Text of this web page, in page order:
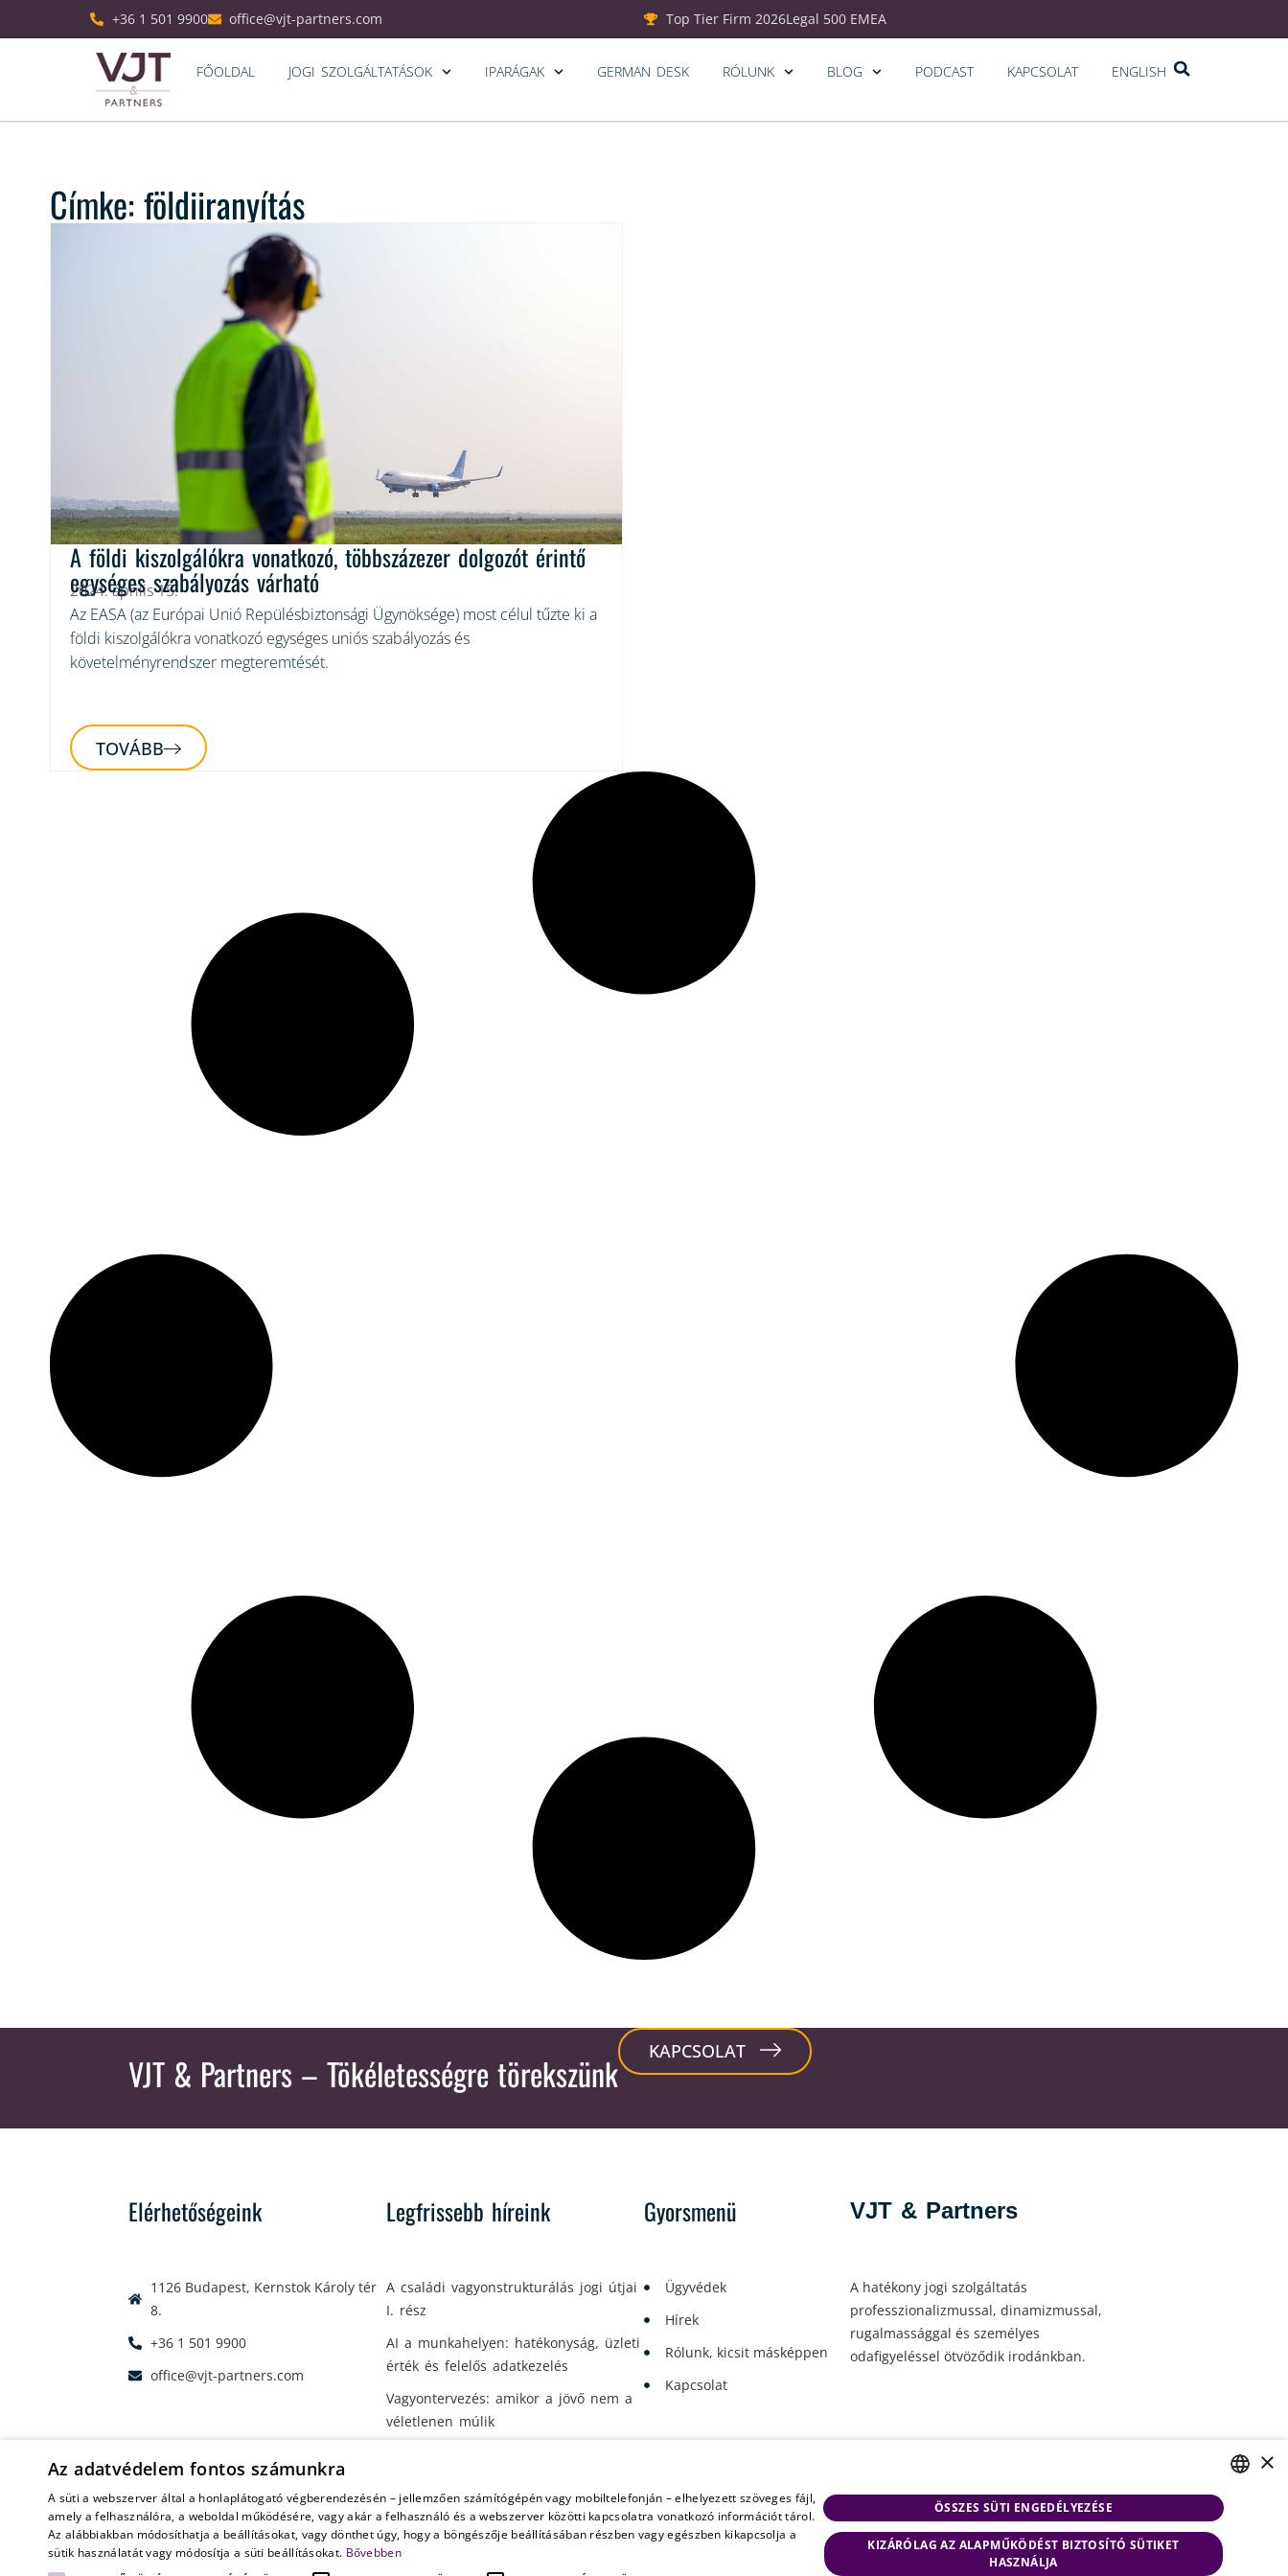
+36 1 501 9900 office@vjt-partners.com Top Tier Firm 2026Legal 500 EMEA
FŐOLDAL JOGI SZOLGÁLTATÁSOK IPARÁGAK GERMAN DESK RÓLUNK BLOG PODCAST KAPCSOLAT ENGLISH
Címke: földiiranyítás
A földi kiszolgálókra vonatkozó, többszázezer dolgozót érintő
egységes szabályozás várható
2024. április 15.
Az EASA (az Európai Unió Repülésbiztonsági Ügynöksége) most célul tűzte ki a
földi kiszolgálókra vonatkozó egységes uniós szabályozás és
követelményrendszer megteremtését.
TOVÁBB
VJT & Partners – Tökéletességre törekszünk KAPCSOLAT
Elérhetőségeink
1126 Budapest, Kernstok Károly tér
8.
+36 1 501 9900
office@vjt-partners.com
Legfrissebb híreink
A családi vagyonstrukturálás jogi útjai
I. rész
AI a munkahelyen: hatékonyság, üzleti
érték és felelős adatkezelés
Vagyontervezés: amikor a jövő nem a
véletlenen múlik
Gyorsmenü
Ügyvédek
Hírek
Rólunk, kicsit másképpen
Kapcsolat
VJT & Partners
A hatékony jogi szolgáltatás
professzionalizmussal, dinamizmussal,
rugalmassággal és személyes
odafigyeléssel ötvöződik irodánkban.
© 2026 VJT & PartnersMinden jog fenntartvaHozzáférésJogi nyilatkozat Adatkezelési tájékoztatóSüti tájékoztatóMásolatkészítési szabályzatOldaltérkép
Ezt a honlapot a Budapesti Ügyvédi Kamarában (1055 Budapest, Szalay u. 7.) bejegyzett Varga János Tamás és Társai Ügyvédi Iroda tartja fenn az
ügyvédekre vonatkozó jogszabályok és belső szabályzatok szerint, melyek az ügyféljogokra vonatkozó tájékoztatással együtt a
HUNGARIAN
ENGLISH
×
Az adatvédelem fontos számunkra
A süti a webszerver által a honlaplátogató végberendezésén – jellemzően számítógépén vagy mobiltelefonján – elhelyezett szöveges fájl,
amely a felhasználóra, a weboldal működésére, vagy akár a felhasználó és a webszerver közötti kapcsolatra vonatkozó információt tárol.
Az alábbiakban módosíthatja a beállításokat, vagy dönthet úgy, hogy a böngészője beállításában részben vagy egészben kikapcsolja a
sütik használatát vagy módosítja a süti beállításokat. Bővebben
ÖSSZES SÜTI ENGEDÉLYEZÉSE
KIZÁRÓLAG AZ ALAPMŰKÖDÉST BIZTOSÍTÓ SÜTIKET
HASZNÁLJA